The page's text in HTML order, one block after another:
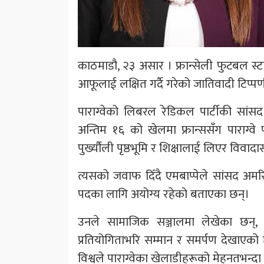
काठमाडौ, २३ असार । फ्रान्सेली फुटबल
आफूलाई लक्षित गर्दै गरेको जातिवादी
पाराग्वेको लिबरल रेडिकल पार्टीकी
अन्तिम १६ को खेलमा फ्रान्ससँग पाराग्वे
पुर्ख्यौली पृष्ठभूमि र शिक्षालाई लिएर
त्यसको जवाफ दिँदै एमबाप्पेले सांसद
पदका लागि अयोग्य रहेको बताएका छन्।
उनले सामाजिक सञ्जालमा लेखेका छन्,
प्रतियोगिताभरि सम्मान र समर्पण
विश्वले पाराग्वेका खेलाडीहरूको